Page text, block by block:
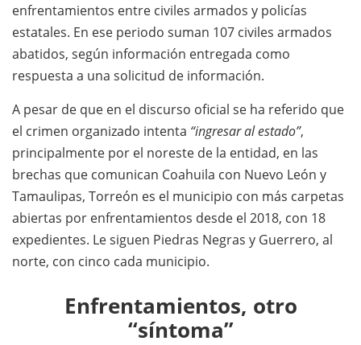
enfrentamientos entre civiles armados y policías
estatales. En ese periodo suman 107 civiles armados
abatidos, según información entregada como
respuesta a una solicitud de información.
A pesar de que en el discurso oficial se ha referido que
el crimen organizado intenta “ingresar al estado”,
principalmente por el noreste de la entidad, en las
brechas que comunican Coahuila con Nuevo León y
Tamaulipas, Torreón es el municipio con más carpetas
abiertas por enfrentamientos desde el 2018, con 18
expedientes. Le siguen Piedras Negras y Guerrero, al
norte, con cinco cada municipio.
Enfrentamientos, otro
“síntoma”